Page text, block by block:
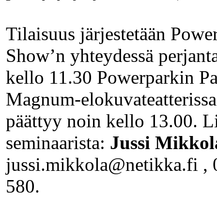
Tilaisuus järjestetään
Show’n yhteydessä
kello 11.30 Powerparkin
Magnum-
päättyy noin kello 13.00.
seminaarista: Jussi
jussi.mikkola@netikka.fi ,
580.